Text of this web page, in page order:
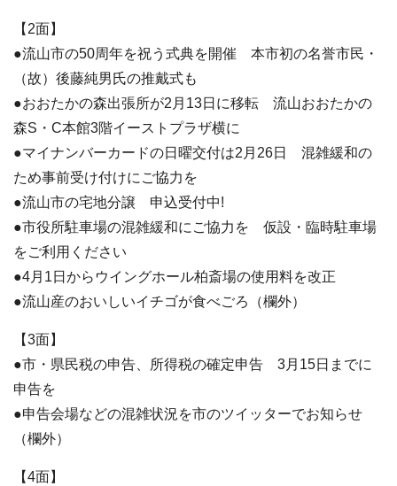
【2面】
●流山市の50周年を祝う式典を開催 本市初の名誉市民・
（故）後藤純男氏の推戴式も
●おおたかの森出張所が2月13日に移転 流山おおたかの
森S・C本館3階イーストプラザ横に
●マイナンバーカードの日曜交付は2月26日 混雑緩和の
ため事前受け付けにご協力を
●流山市の宅地分譲 申込受付中!
●市役所駐車場の混雑緩和にご協力を 仮設・臨時駐車場
をご利用ください
●4月1日からウイングホール柏斎場の使用料を改正
●流山産のおいしいイチゴが食べごろ（欄外）
【3面】
●市・県民税の申告、所得税の確定申告 3月15日までに
申告を
●申告会場などの混雑状況を市のツイッターでお知らせ
（欄外）
【4面】